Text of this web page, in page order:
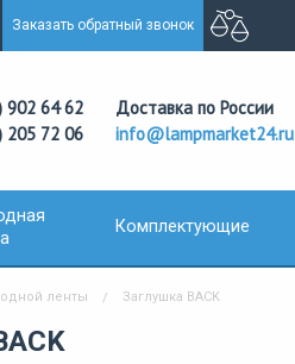
Заказать обратный звонок
902 64 62
205 72 06
Доставка по России
info@lampmarket24.ru
Комплектующие
ленты Заглушка BACK